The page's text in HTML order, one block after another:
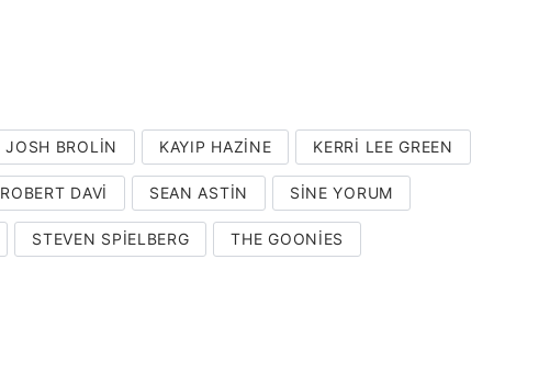
JOSH BROLIN KAYIP HAZINE KERRI LEE GREEN
ROBERT DAVI SEAN ASTIN SINE YORUM
STEVEN SPIELBERG THE GOONIES